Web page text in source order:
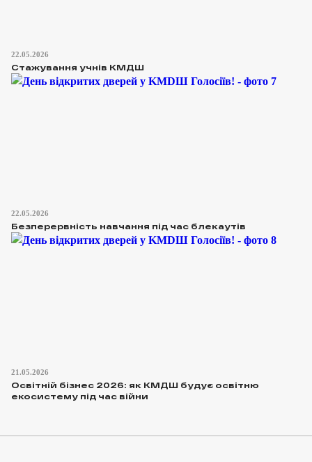
22.05.2026
Стажування учнів КМДШ
22.05.2026
Безперервність навчання під час блекаутів
21.05.2026
Освітній бізнес 2026: як КМДШ будує освітню
екосистему під час війни